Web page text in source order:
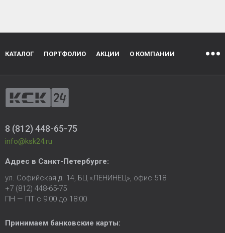
КАТАЛОГ ПОРТФОЛИО АКЦИИ О КОМПАНИИ
8 (812) 448-65-75
info@ksk24.ru
Адрес в Санкт-Петербурге:
ул. Софийская д. 14, БЦ «ЛЕНИНЕЦ», офис 518
+7 (812) 448-65-75
ПН — ПТ с 9:00 до 18:00
Принимаем банковские карты: